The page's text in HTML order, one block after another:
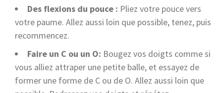
Des flexions du pouce : Pliez votre pouce vers
votre paume. Allez aussi loin que possible, tenez, puis
recommencez.
Faire un C ou un O: Bougez vos doigts comme si
vous alliez attraper une petite balle, et essayez de
former une forme de C ou de O. Allez aussi loin que